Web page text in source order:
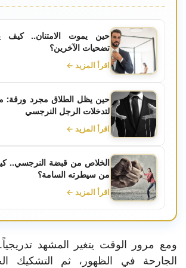
حين يموت الامتنان.. كيف
تضحيات الآخرين؟
اقرأ المزيد ←
حين يظل الطلاق مجرد ورقة:
لتدخلات الرجل النرجسي
اقرأ المزيد ←
الخلاص من قبضة النرجسي..
من سيطرته السامة؟
اقرأ المزيد ←
ومع مرور الوقت يتغير المشهد
الجارحة في الظهور، ثم التشكيك